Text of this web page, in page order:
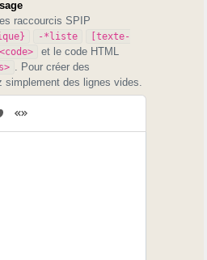
raccourcis SPIP
-*liste
[texte-
<code> et le code HTML
. Pour créer des
simplement des lignes vides.